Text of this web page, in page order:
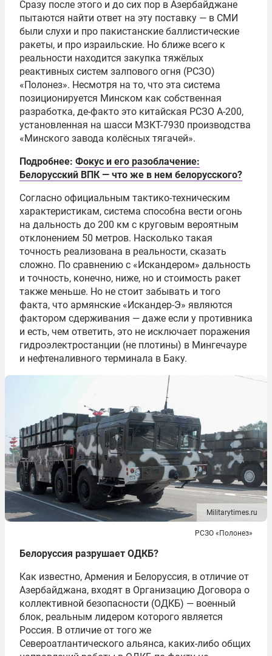
Сразу после этого и до сих пор в Азербайджане
пытаются найти ответ на эту поставку — в СМИ
были слухи и про пакистанские баллистические
ракеты, и про израильские. Но ближе всего к
реальности находится закупка тяжёлых
реактивных систем залпового огня (РСЗО)
«Полонез». Несмотря на то, что эта система
позиционируется Минском как собственная
разработка, де-факто это китайская РСЗО A-200,
установленная на шасси МЗКТ-7930 производства
«Минского завода колёсных тягачей».
Подробнее: Фокус и его разоблачение:
Белорусский ВПК — что же в нем белорусского?
Согласно официальным тактико-техническим
характеристикам, система способна вести огонь
на дальность до 200 км с круговым вероятным
отклонением 50 метров. Насколько такая
точность реализована в реальности, сказать
сложно. По сравнению с «Искандером» дальность
и точность, конечно, ниже, но и стоимость ракет
также меньше. Но не стоит забывать и того
факта, что армянские «Искандер-Э» являются
фактором сдерживания — даже если у противника
и есть, чем ответить, это не исключает поражения
гидроэлектростанции (не плотины) в Мингечауре
и нефтеналивного терминала в Баку.
Militarytimes.ru
РСЗО «Полонез»
Белоруссия разрушает ОДКБ?
Как известно, Армения и Белоруссия, в отличие от
Азербайджана, входят в Организацию Договора о
коллективной безопасности (ОДКБ) — военный
блок, реальным лидером которого является
Россия. В отличие от того же
Североатлантического альянса, каких-либо общих